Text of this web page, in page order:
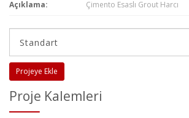
Açıklama: Çimento Esaslı Grout Harcı
Projeye Ekle
Proje Kalemleri